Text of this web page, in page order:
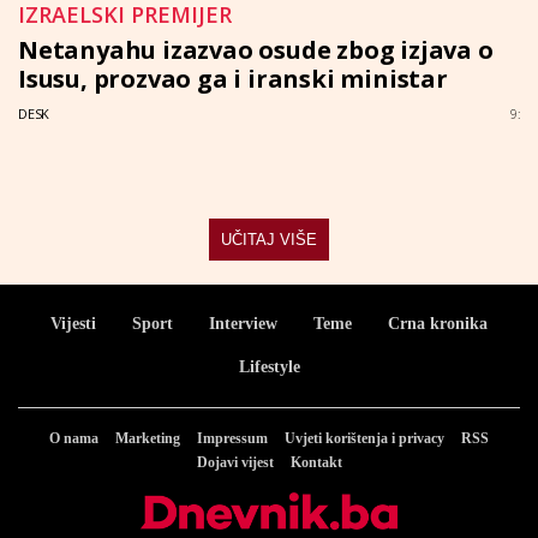
IZRAELSKI PREMIJER
Netanyahu izazvao osude zbog izjava o
Isusu, prozvao ga i iranski ministar
DESK 9:
UČITAJ VIŠE
Vijesti Sport Interview Teme Crna kronika
Lifestyle
O nama Marketing Impressum Uvjeti korištenja i privacy
RSS
Dojavi vijest
Kontakt